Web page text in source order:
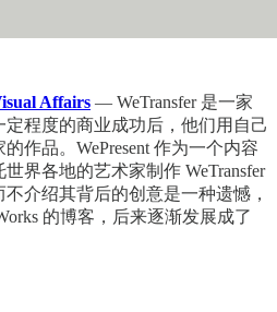
Affairs — WeTransfer 是一家
程度的商业成功后，他们用自己
作品。WePresent 作为一个内容
界各地的艺术家制作 WeTransfer
介绍其背后的创意是一种遗憾，
的博客，后来逐渐发展成了